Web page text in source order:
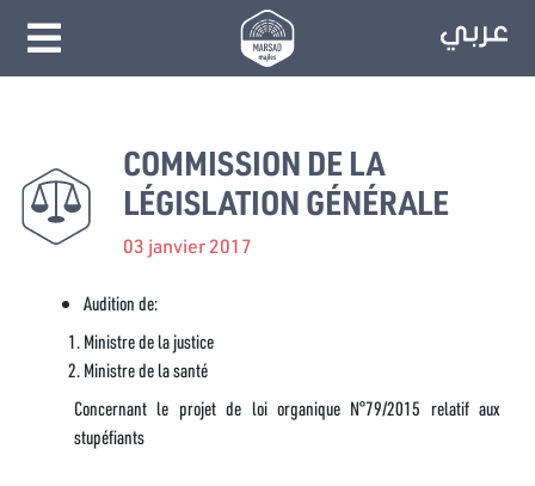
COMMISSION DE LA
LÉGISLATION GÉNÉRALE
03 janvier 2017
Audition de:
Ministre de la justice
Ministre de la santé
Concernant le projet de loi organique N°79/2015 relatif aux
stupéfiants